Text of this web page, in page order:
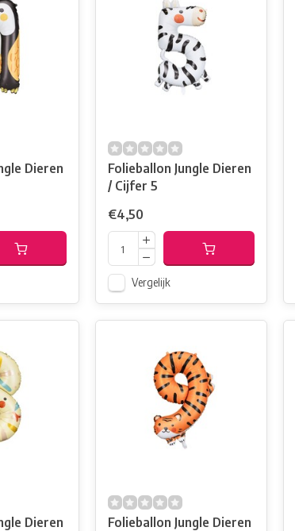
Dieren
Folieballon Jungle Dieren
/ Cijfer 5
€4,50
Vergelijk
Dieren
Folieballon Jungle Dieren